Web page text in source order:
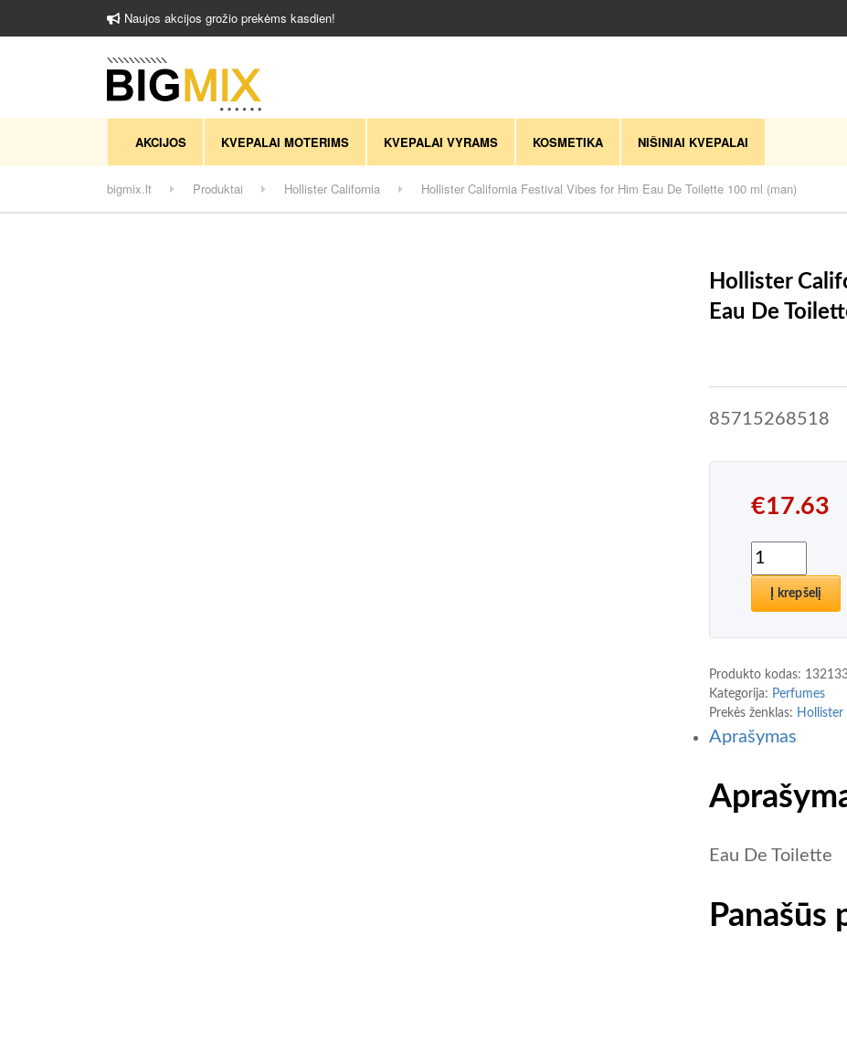
Naujos akcijos grožio prekėms kasdien!
AKCIJOS KVEPALAI MOTERIMS KVEPALAI VYRAMS KOSMETIKA NIŠINIAI KVEPALAI
bigmix.lt Produktai Hollister California Hollister California Festival Vibes for Him Eau De Toilette 100 ml (man)
Hollister
Eau De
85715268518
€17.63
produkto
Į krepšelį
Produkto kodas:
Kategorija: Perfumes
Prekės ženklas: Hollister
Aprašymas
Eau De Toilette
Panašūs